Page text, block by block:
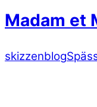
Madam et
skizzenblog